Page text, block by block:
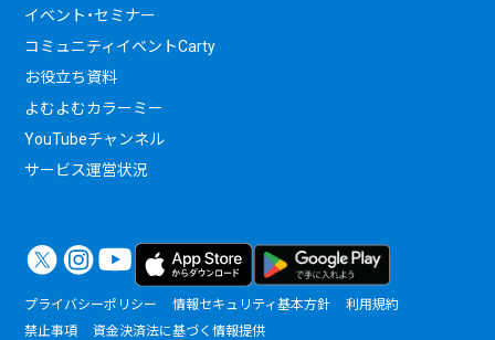
イベント・セミナー
コミュニティイベントCarty
お役立ち資料
よむよむカラーミー
YouTubeチャンネル
サービス運営状況
プライバシーポリシー 情報セキュリティ基本方針
利用規約
禁止事項
資金決済法に基づく情報提供